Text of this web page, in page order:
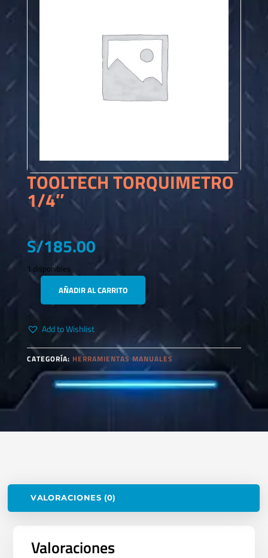
TOOLTECH TORQUIMETRO
1/4″
S/185.00
1 disponibles
TOOLTECH
TORQUIMETRO
1/4"
CANTIDAD
AÑADIR AL CARRITO
Add to Wishlist
CATEGORÍA: HERRAMIENTAS MANUALES
VALORACIONES (0)
Valoraciones